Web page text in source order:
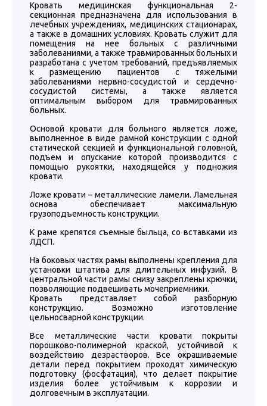
Кровать медицинская функциональная 2-
секционная предназначена для использования в
лечебных учреждениях, медицинских стационарах,
а также в домашних условиях. Кровать служит для
помещения на нее больных с различными
заболеваниями, а также травмированных больных и
разработана с учетом требований, предъявляемых
к размещению пациентов с тяжелыми
заболеваниями нервно-сосудистой и сердечно-
сосудистой системы, а также является
оптимальным выбором для травмированных
больных.
Основой кровати для больного является ложе,
выполненное в виде рамной конструкции с одной
статической секцией и функциональной головной,
подъем и опускание которой производится с
помощью рукоятки, находящейся у подножия
кровати.
Ложе кровати – металлические ламели. Ламельная
основа обеспечивает максимальную
грузоподъемность конструкции.
К раме крепятся съемные быльца, со вставками из
ЛДСП.
На боковых частях рамы выполнены крепления для
установки штатива для длительных инфузий. В
центральной части рамы снизу закреплены крючки,
позволяющие подвешивать мочеприемники.
Кровать представляет собой разборную
конструкцию. Возможно изготовление
цельносварной конструкции.
Все металлические части кровати покрыты
порошково-полимерной краской, устойчивой к
воздействию дезрастворов. Все окрашиваемые
детали перед покрытием проходят химическую
подготовку (фосфатация), что делает покрытие
изделия более устойчивым к коррозии и
долговечным в эксплуатации.